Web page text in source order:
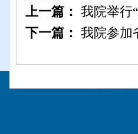
上一篇： 我院举行
下一篇： 我院参加